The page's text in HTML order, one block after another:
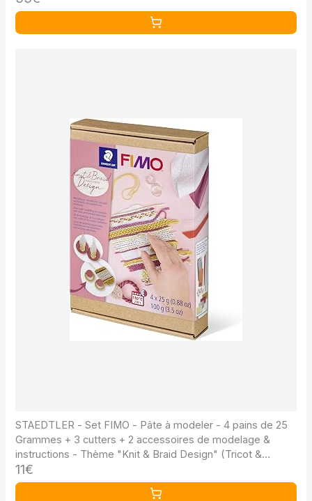
STAEDTLER - Set FIMO - Pâte à modeler - 4 pains de 25
Grammes + 3 cutters + 2 accessoires de modelage &
instructions - Thème "Knit & Braid Design" (Tricot &
Tresse) - 8025 HTC6
11€